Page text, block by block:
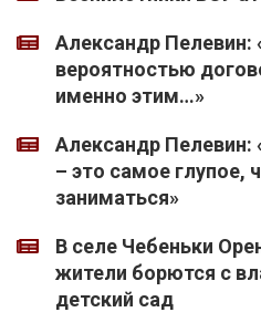
Александр Пелевин:
вероятностью
именно этим…»
Александр Пелевин:
– это самое глупое,
заниматься»
В селе Чебеньки
жители борются с
детский сад